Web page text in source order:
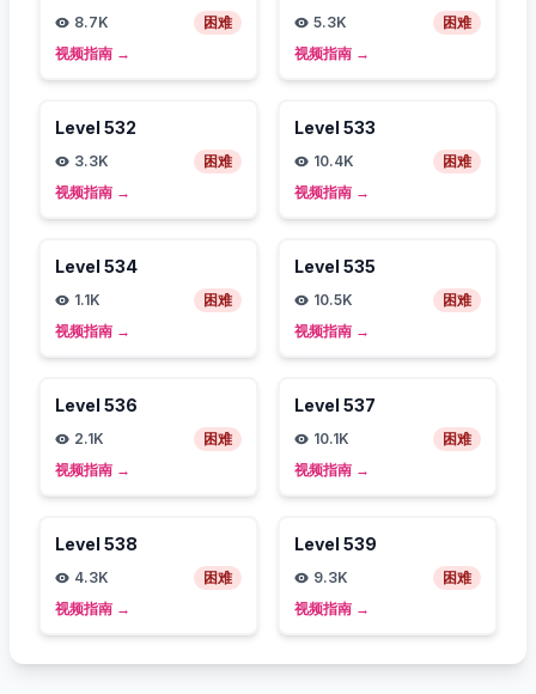
8.7K
困难
视频指南 →
5.3K
困难
视频指南 →
Level 532
3.3K
困难
视频指南 →
Level 533
10.4K
困难
视频指南 →
Level 534
1.1K
困难
视频指南 →
Level 535
10.5K
困难
视频指南 →
Level 536
2.1K
困难
视频指南 →
Level 537
10.1K
困难
视频指南 →
Level 538
4.3K
困难
视频指南 →
Level 539
9.3K
困难
视频指南 →